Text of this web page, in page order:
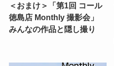
＜おまけ＞「第1回 コール
徳島店 Monthly 撮影会」
みんなの作品と隠し撮り